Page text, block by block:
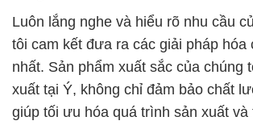
Luôn lắng nghe và hiểu rõ nhu cầu
tôi cam kết đưa ra các giải pháp hóa
nhất. Sản phẩm xuất sắc của chúng
xuất tại Ý, không chỉ đảm bảo chất
giúp tối ưu hóa quá trình sản xuất và